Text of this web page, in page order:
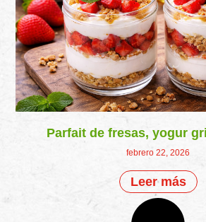
Parfait de fresas, yogur
febrero 22, 2026
Leer más